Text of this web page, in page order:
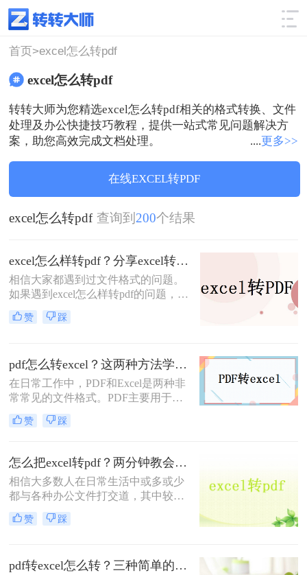
使用技巧 筛选
首页>excel怎么转pdf
excel怎么转pdf
转转大师为您精选excel怎么转pdf相关的格式转换、文件
处理及办公快捷技巧教程，提供一站式常见问题解决方
案，助您高效完成文档处理。
....更多>>
在线EXCEL转PDF
excel怎么转pdf 查询到 200个结果
excel怎么样转pdf？分享excel转pdf最实用的方法
相信大家都遇到过文件格式的问题。
如果遇到excel怎么样转pdf的问题，大
家是怎么解决的呢？当您遇到文件转
换问题时，您可以使用专业的excel转
下excel转pdf的操作。
赞 踩
pdf怎么转excel？这两种方法学习一下！
在日常工作中，PDF和Excel是两种非
常常见的文件格式。PDF主要用于文
档的查看和分享，而Excel则广泛用于
数据的管理、分析和处理。有时，您
Excel格式，以便更好地进行数据分析
或编辑。本文将指导您pdf怎么转
excel，并介绍两种常用的方法。
赞 踩
怎么把excel转pdf？两分钟教会你二个方法
相信大多数人在日常生活中或多或少
都与各种办公文件打交道，其中较为
常见的是word、excel、pdf等格式。
身为一名办公职员，我们应该掌握各
掌握多少？就拿excel转pdf格式文件来
赞 踩
pdf转excel怎么转？三种简单的方法教会你！